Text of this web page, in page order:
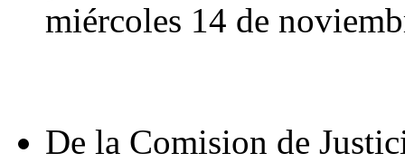
miércoles 14 de
De la Comision de